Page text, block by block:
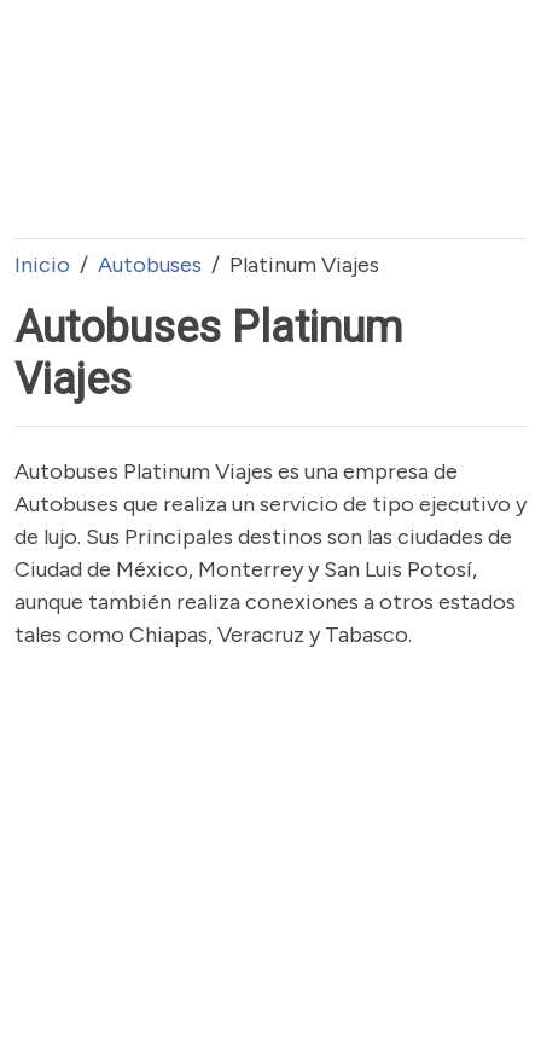
Inicio Autobuses Platinum Viajes
Autobuses Platinum
Viajes
Autobuses Platinum Viajes es una empresa de
Autobuses que realiza un servicio de tipo ejecutivo y
de lujo. Sus Principales destinos son las ciudades de
Ciudad de México, Monterrey y San Luis Potosí,
aunque también realiza conexiones a otros estados
tales como Chiapas, Veracruz y Tabasco.